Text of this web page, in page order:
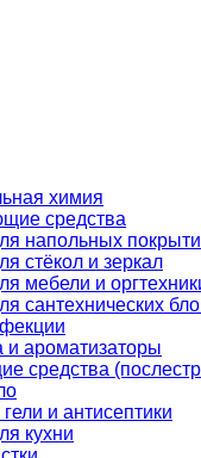
химия
средства
напольных
стёкол и зеркал
мебели и
сантехнических
и ароматизаторы
средства
и антисептики
кухни